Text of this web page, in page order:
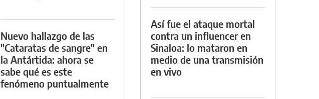
Nuevo hallazgo de las
"Cataratas de sangre" en
la Antártida: ahora se
sabe qué es este
fenómeno puntualmente
Así fue el ataque mortal
contra un influencer en
Sinaloa: lo mataron en
medio de una transmisión
en vivo